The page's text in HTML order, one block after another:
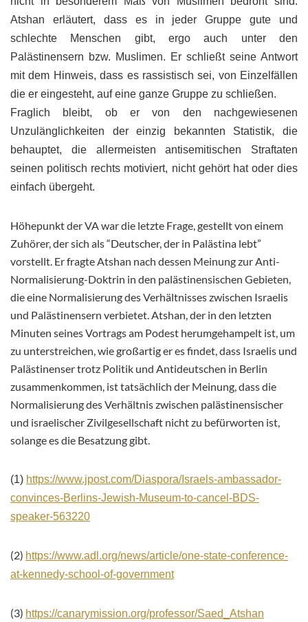
Atshan erläutert, dass es in jeder Gruppe gute und
schlechte Menschen gibt, ergo auch unter den
Palästinensern bzw. Muslimen. Er schließt seine Antwort
mit dem Hinweis, dass es rassistisch sei, von Einzelfällen
die er eingesteht, auf eine ganze Gruppe zu schließen.
Fraglich bleibt, ob er von den nachgewiesenen
Unzulänglichkeiten der einzig bekannten Statistik, die
behauptet, die allermeisten antisemitischen Straftaten
seinen politisch rechts motiviert, nicht gehört hat oder dies
einfach übergeht.
Höhepunkt der VA war die letzte Frage, gestellt von einem
Zuhörer, der sich als “Deutscher, der in Palästina lebt”
vorstellt. Er fragte Atshan nach dessen Meinung zur Anti-
Normalisierung-Doktrin in den palästinensischen Gebieten,
die eine Normalisierung des Verhältnisses zwischen Israelis
und Palästinensern verbietet. Atshan, der in den letzten
Minuten seines Vortrags am Podest herumgehampelt ist, um
zu unterstreichen, wie großartig er es findet, dass Israelis und
Palästinenser trotz Politik und Antideutschen in Berlin
zusammenkommen, ist tatsächlich der Meinung, dass die
Normalisierung des Verhältnis zwischen palästinensischer
und israelischer Zivilgesellschaft nicht zu befürworten ist,
solange es die Besatzung gibt.
(1) https://www.jpost.com/Diaspora/Israels-ambassador-
convinces-Berlins-Jewish-Museum-to-cancel-BDS-
speaker-563220
(2) https://www.adl.org/news/article/one-state-conference-
at-kennedy-school-of-government
(3) https://canarymission.org/professor/Saed_Atshan